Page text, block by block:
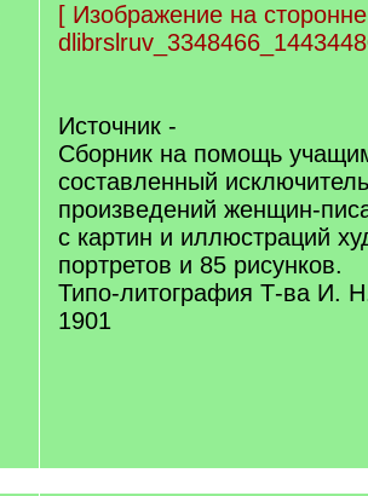
[ Изображение на
Источник -
Сборник на помощь
составленный
произведений женщин-
с картин и иллюстраций
портретов и 85 рисунков.
Типо-литография Т-ва И.
1901